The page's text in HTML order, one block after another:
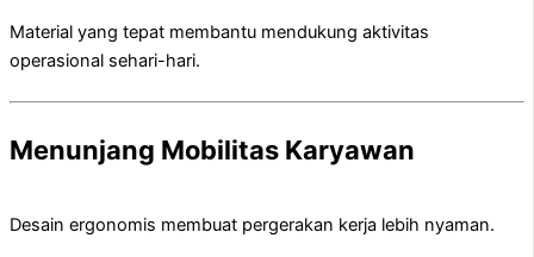
Material yang tepat membantu mendukung aktivitas
operasional sehari-hari.
Menunjang Mobilitas Karyawan
Desain ergonomis membuat pergerakan kerja lebih nyaman.